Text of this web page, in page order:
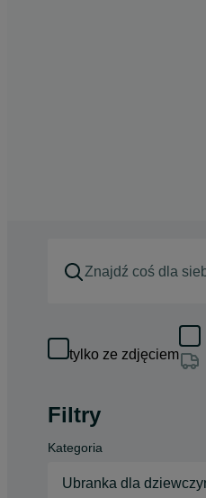
tylko ze zdjęciem
Filtry
Kategoria
Ubranka dla